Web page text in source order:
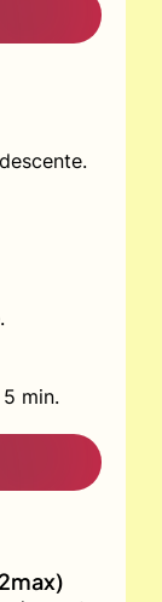
min.